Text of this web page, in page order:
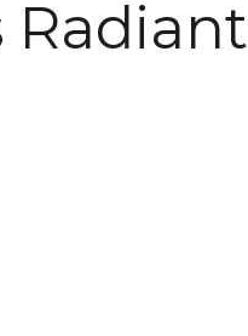
Radiant